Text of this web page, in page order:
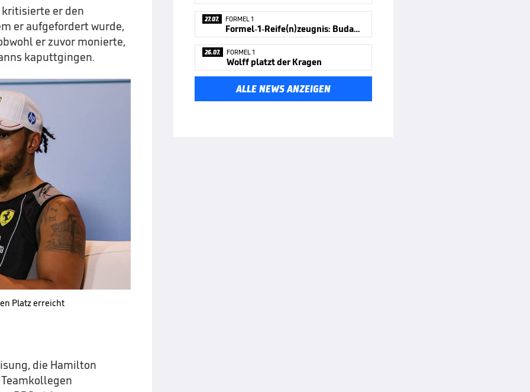
kritisierte er den
er aufgefordert wurde,
er zuvor monierte,
kaputtgingen.
Platz erreicht
die Hamilton
27.07. FORMEL 1
Formel-1-Reife(n)zeugnis: Budapest
26.07. FORMEL 1
Wolff platzt der Kragen
ALLE NEWS ANZEIGEN